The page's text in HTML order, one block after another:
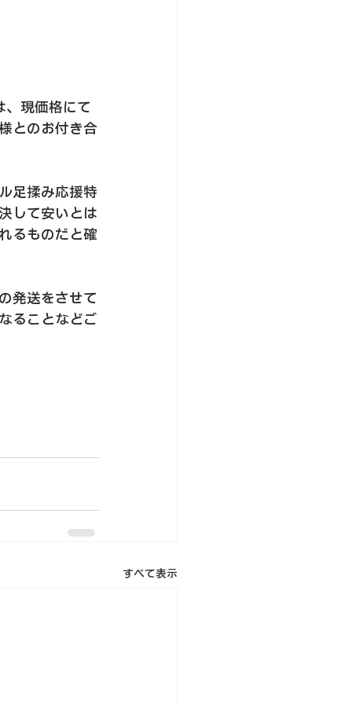
、現価格にて
とのお付き合
足揉み応援特
して安いとは
るものだと確
発送をさせて
ることなどご
すべて表示